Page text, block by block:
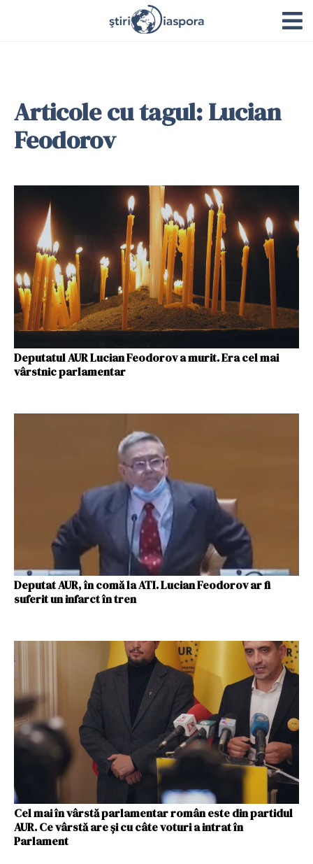
Articole cu tagul: Lucian
Feodorov
Deputatul AUR Lucian Feodorov a murit. Era cel mai
vârstnic parlamentar
Deputat AUR, în comă la ATI. Lucian Feodorov ar fi
suferit un infarct în tren
Cel mai în vârstă parlamentar român este din partidul
AUR. Ce vârstă are şi cu câte voturi a intrat în
Parlament